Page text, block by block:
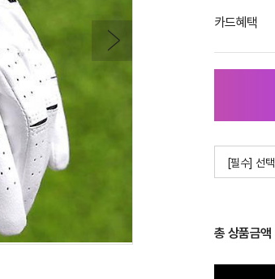
카드혜택
[필수] 선택
총 상품금액